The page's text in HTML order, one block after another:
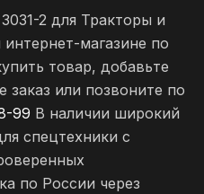
2 для Тракторы и
магазине по
товар, добавьте
заказ или позвоните по
99 В наличии широкий
спецтехники с
по России через